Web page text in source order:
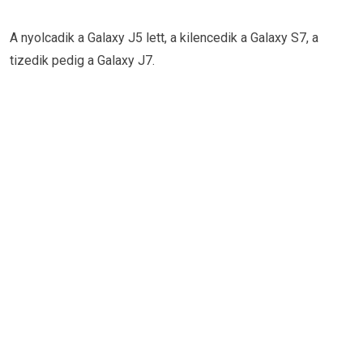
A nyolcadik a Galaxy J5 lett, a kilencedik a Galaxy S7, a
tizedik pedig a Galaxy J7.